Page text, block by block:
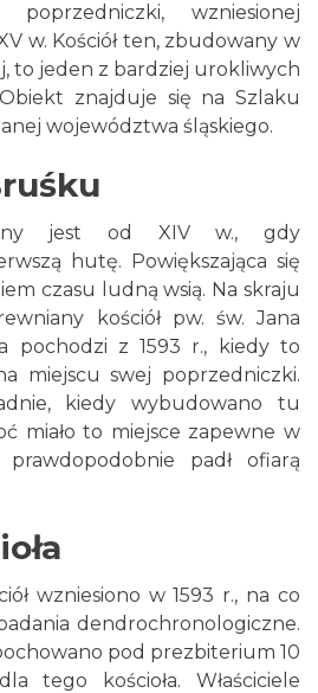
wzniesionej
w. Kościół ten, zbudowany w
to jeden z bardziej urokliwych
znajduje się na Szlaku
województwa śląskiego.
jest od XIV w., gdy
hutę. Powiększająca się
czasu ludną wsią. Na skraju
kościół pw. św. Jana
pochodzi z 1593 r., kiedy to
miejscu swej poprzedniczki.
kiedy wybudowano tu
miało to miejsce zapewne w
padł ofiarą
wzniesiono w 1593 r., na co
dendrochronologiczne.
pod prezbiterium 10
tego kościoła. Właściciele